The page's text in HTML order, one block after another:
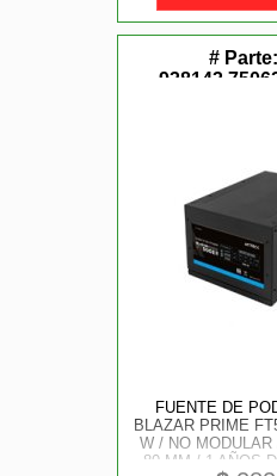
# Parte:
FUENTE DE
BLAZAR PRIME
W / NO
80 MM / 1 AÑOS